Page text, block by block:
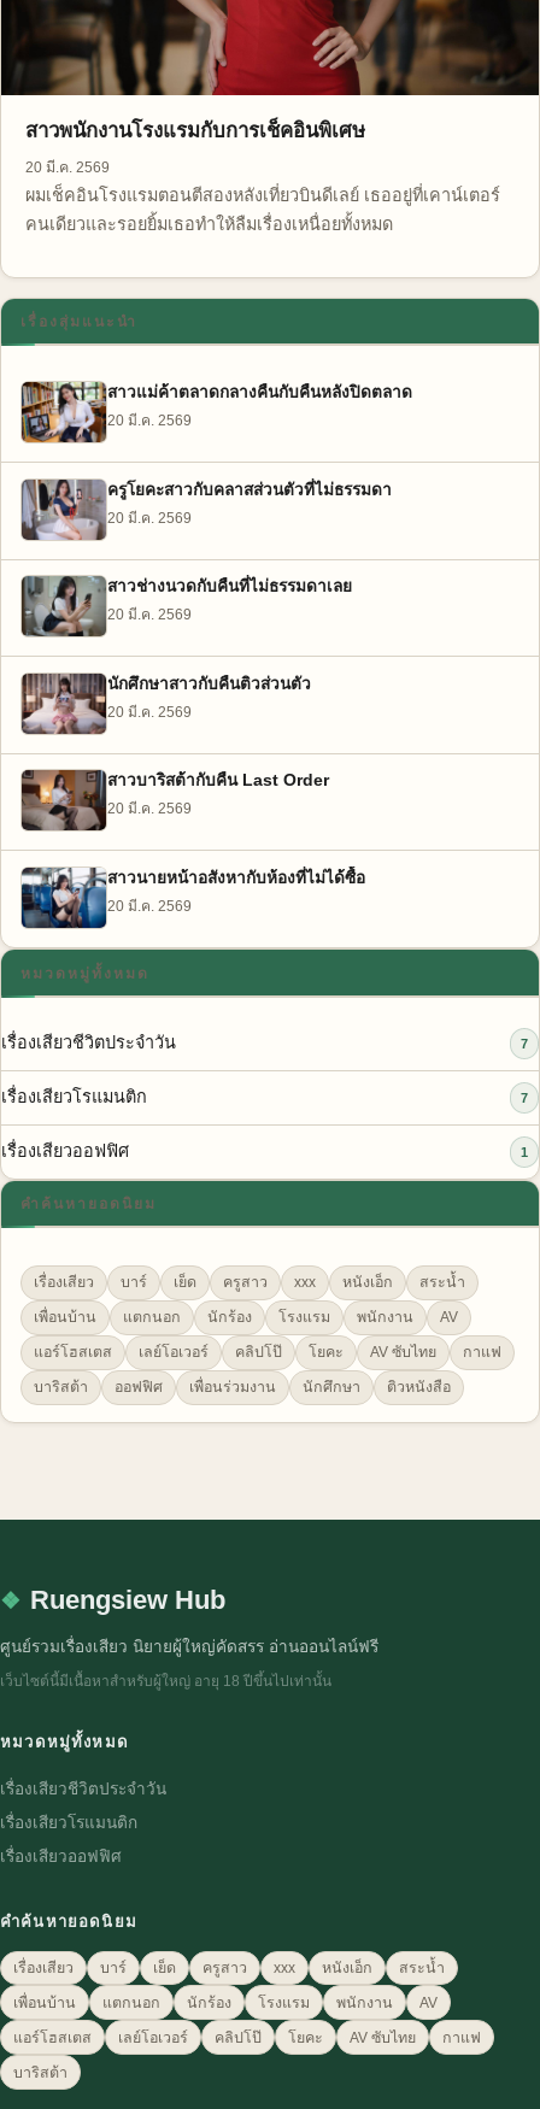
สาวพนักงานโรงแรมกับการเช็คอินพิเศษ
20 มี.ค. 2569
ผมเช็คอินโรงแรมตอนตีสองหลังเที่ยวบินดีเลย์ เธออยู่ที่เคาน์เตอร์
คนเดียวและรอยยิ้มเธอทำให้ลืมเรื่องเหนื่อยทั้งหมด
เรื่องสุ่มแนะนำ
สาวแม่ค้าตลาดกลางคืนกับคืนหลังปิดตลาด
20 มี.ค. 2569
ครูโยคะสาวกับคลาสส่วนตัวที่ไม่ธรรมดา
20 มี.ค. 2569
สาวช่างนวดกับคืนที่ไม่ธรรมดาเลย
20 มี.ค. 2569
นักศึกษาสาวกับคืนติวส่วนตัว
20 มี.ค. 2569
สาวบาริสต้ากับคืน Last Order
20 มี.ค. 2569
สาวนายหน้าอสังหากับห้องที่ไม่ได้ซื้อ
20 มี.ค. 2569
หมวดหมู่ทั้งหมด
เรื่องเสียวชีวิตประจำวัน 7
เรื่องเสียวโรแมนติก 7
เรื่องเสียวออฟฟิศ 1
คำค้นหายอดนิยม
เรื่องเสียว บาร์ เย็ด ครูสาว xxx หนังเอ็ก สระน้ำ
เพื่อนบ้าน แตกนอก นักร้อง โรงแรม พนักงาน AV
แอร์โฮสเตส เลย์โอเวอร์ คลิปโป๊ โยคะ AV ซับไทย กาแฟ
บาริสต้า ออฟฟิศ เพื่อนร่วมงาน นักศึกษา ติวหนังสือ
Ruengsiew Hub
ศูนย์รวมเรื่องเสียว นิยายผู้ใหญ่คัดสรร อ่านออนไลน์ฟรี
เว็บไซต์นี้มีเนื้อหาสำหรับผู้ใหญ่ อายุ 18 ปีขึ้นไปเท่านั้น
หมวดหมู่ทั้งหมด
เรื่องเสียวชีวิตประจำวัน
เรื่องเสียวโรแมนติก
เรื่องเสียวออฟฟิศ
คำค้นหายอดนิยม
เรื่องเสียว บาร์ เย็ด ครูสาว xxx หนังเอ็ก สระน้ำ
เพื่อนบ้าน แตกนอก นักร้อง โรงแรม พนักงาน AV
แอร์โฮสเตส เลย์โอเวอร์ คลิปโป๊ โยคะ AV ซับไทย กาแฟ
บาริสต้า